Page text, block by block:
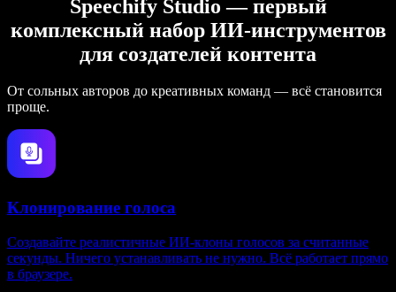
Speechify Studio — первый
комплексный набор ИИ‑инструментов
для создателей контента
От сольных авторов до креативных команд — всё становится
проще.
Клонирование голоса
Создавайте реалистичные ИИ‑клоны голосов за считанные
секунды. Ничего устанавливать не нужно. Всё работает прямо
в браузере.